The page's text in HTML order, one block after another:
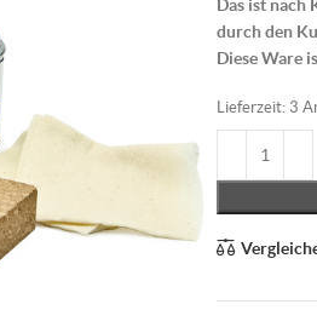
Das ist nach
durch den
Diese Ware
Lieferzeit: 3